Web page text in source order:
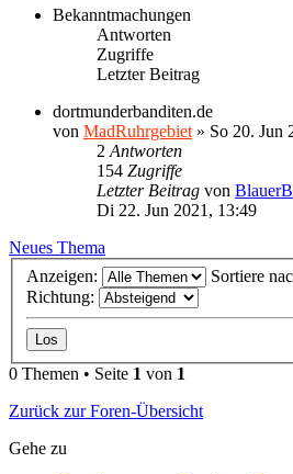
Bekanntmachungen
Antworten
Zugriffe
Letzter Beitrag
dortmunderbanditen.de
von MadRuhrgebiet » So 20. Jun
2 Antworten
154 Zugriffe
Letzter Beitrag von
Di 22. Jun 2021, 13:49
Neues Thema
Anzeigen:
Sortiere
Richtung:
0 Themen • Seite 1 von 1
Zurück zur Foren-Übersicht
Gehe zu